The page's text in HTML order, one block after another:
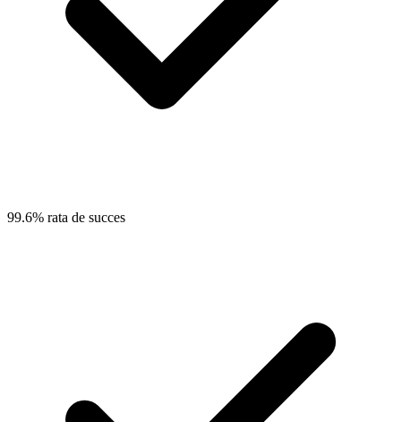
99.6% rata de succes